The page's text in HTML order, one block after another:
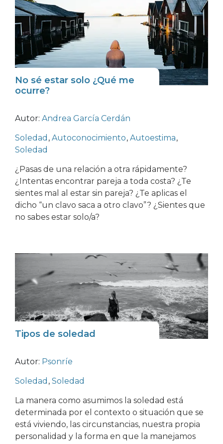
No sé estar solo ¿Qué me
ocurre?
Autor: Andrea García Cerdán
Soledad, Autoconocimiento, Autoestima,
Soledad
¿Pasas de una relación a otra rápidamente?
¿Intentas encontrar pareja a toda costa? ¿Te
sientes mal al estar sin pareja? ¿Te aplicas el
dicho “un clavo saca a otro clavo”? ¿Sientes que
no sabes estar solo/a?
Tipos de soledad
Autor: Psonríe
Soledad, Soledad
La manera como asumimos la soledad está
determinada por el contexto o situación que se
está viviendo, las circunstancias, nuestra propia
personalidad y la forma en que la manejamos